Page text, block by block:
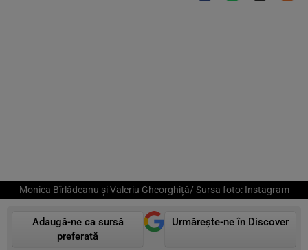
Monica Bîrlădeanu și Valeriu Gheorghiță/ Sursa foto: Instagram
Adaugă-ne ca sursă
preferată
Urmărește-ne în Discover